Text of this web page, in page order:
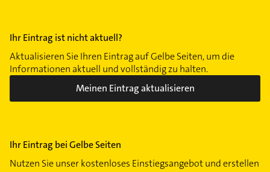
Ihr Eintrag ist nicht aktuell?
Aktualisieren Sie Ihren Eintrag auf Gelbe Seiten, um die
Informationen aktuell und vollständig zu halten.
Meinen Eintrag aktualisieren
Ihr Eintrag bei Gelbe Seiten
Nutzen Sie unser kostenloses Einstiegsangebot und erstellen